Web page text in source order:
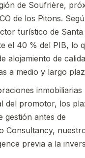
de Soufrière,
de los Pitons.
turístico de Santa
el 40 % del PIB, lo
alojamiento de
a medio y largo
inmobiliarias
del promotor, los
gestión antes de
Consultancy,
previa a la